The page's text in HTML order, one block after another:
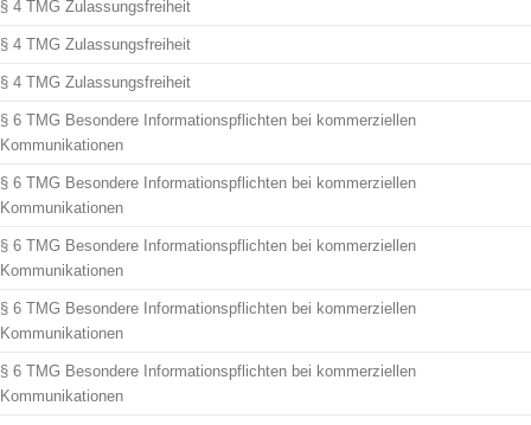
§ 4 TMG Zulassungsfreiheit
§ 4 TMG Zulassungsfreiheit
§ 4 TMG Zulassungsfreiheit
§ 6 TMG Besondere Informationspflichten bei kommerziellen
Kommunikationen
§ 6 TMG Besondere Informationspflichten bei kommerziellen
Kommunikationen
§ 6 TMG Besondere Informationspflichten bei kommerziellen
Kommunikationen
§ 6 TMG Besondere Informationspflichten bei kommerziellen
Kommunikationen
§ 6 TMG Besondere Informationspflichten bei kommerziellen
Kommunikationen